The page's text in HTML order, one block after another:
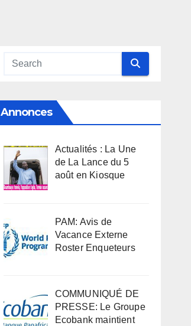
Annonces
Actualités : La Une
de La Lance du 5
août en Kiosque
PAM: Avis de
Vacance Externe
Roster Enqueteurs
COMMUNIQUÉ DE
PRESSE: Le Groupe
Ecobank maintient